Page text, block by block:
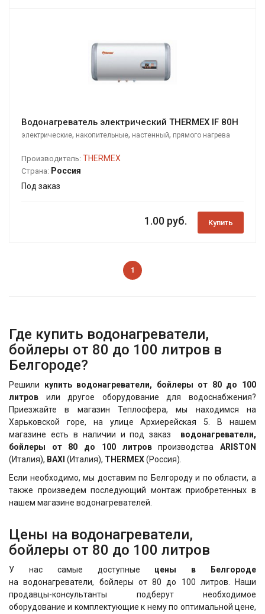
Водонагреватель электрический THERMEX IF 80H
электрические, накопительные, настенный, прямого нагрева
Производитель: THERMEX
Страна: Россия
Под заказ
1.00 руб. Купить
1
Где купить водонагреватели,
бойлеры от 80 до 100 литров в
Белгороде?
Решили купить водонагреватели, бойлеры от 80 до 100
литров или другое оборудование для водоснабжения?
Приезжайте в магазин Теплосфера, мы находимся на
Харьковской горе, на улице Архиерейская 5. В нашем
магазине есть в наличии и под заказ водонагреватели,
бойлеры от 80 до 100 литровпроизводстваARISTON
(Италия), BAXI (Италия), THERMEX(Россия).
Если необходимо, мы доставим по Белгороду и по области, а
также произведем последующий монтаж приобретенных в
нашем магазине водонагревателей.
Цены на водонагреватели,
бойлеры от 80 до 100 литров
У нас самые доступные цены в Белгороде
на водонагреватели, бойлеры от 80 до 100 литров. Наши
продавцы-консультанты подберут необходимое
оборудование и комплектующие к нему по оптимальной цене,